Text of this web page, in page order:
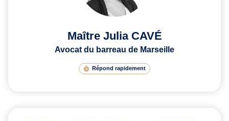
Maître Julia CAVÉ
Avocat du barreau de Marseille
Répond rapidement